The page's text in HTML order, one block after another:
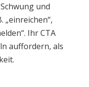
und
„einreichen“,
Ihr CTA
auffordern, als